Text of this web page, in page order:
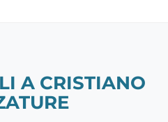
A CRISTIANO